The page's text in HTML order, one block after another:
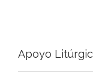
Apoyo